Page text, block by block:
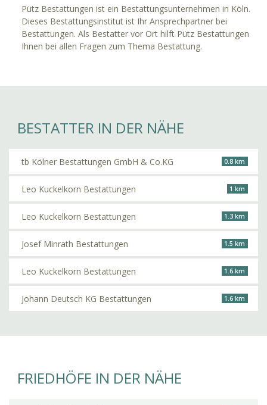
Pütz Bestattungen ist ein Bestattungsunternehmen in Köln.
Dieses Bestattungsinstitut ist Ihr Ansprechpartner bei
Bestattungen. Als Bestatter vor Ort hilft Pütz Bestattungen
Ihnen bei allen Fragen zum Thema Bestattung.
BESTATTER IN DER NÄHE
tb Kölner Bestattungen GmbH & Co.KG 0.8 km
Leo Kuckelkorn Bestattungen 1 km
Leo Kuckelkorn Bestattungen 1.3 km
Josef Minrath Bestattungen 1.5 km
Leo Kuckelkorn Bestattungen 1.6 km
Johann Deutsch KG Bestattungen 1.6 km
FRIEDHÖFE IN DER NÄHE